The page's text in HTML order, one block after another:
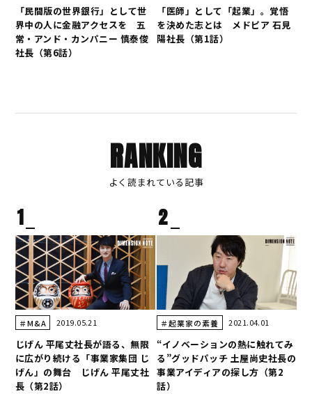
「民間版の世界銀行」として世
界中の人に金融アクセスを 五
常・アンド・カンパニー 慎泰俊
社長（第6話）
「医師」として「起業」。覚悟
を決めた志とは メドピア 石見
陽社長（第1話）
RANKING
よく読まれている記事
1
＃M&A 2019.05.21
じげん 平尾丈社長が語る、無限
に広がり続ける「事業家集団 じ
げん」の舞台 じげん 平尾丈社
長（第2話）
2
＃起業家の素養 2021.04.01
“イノベーションの熱に触れてみ
る”グッドパッチ 土屋尚史社長の
事業アイディアの探し方（第2
話）